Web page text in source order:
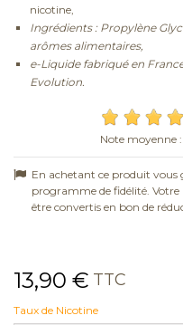
nicotine,
Ingrédients : Propylène
arômes alimentaires,
e-Liquide fabriqué en
Evolution.
Note moyenne :
En achetant ce produit vous
programme de fidélité.
être convertis en bon de
13,90 € TTC
Taux de Nicotine